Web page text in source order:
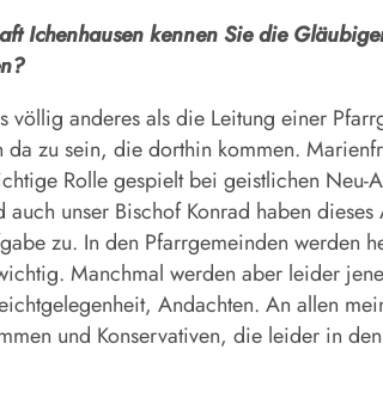
Ichenhausen kennen Sie die
völlig anderes als die Leitung einer
zu sein, die dorthin kommen.
Rolle gespielt bei geistlichen Neu-
unser Bischof Konrad haben
zu. In den Pfarrgemeinden
Manchmal werden aber leider
Andachten. An allen
und Konservativen, die leider in